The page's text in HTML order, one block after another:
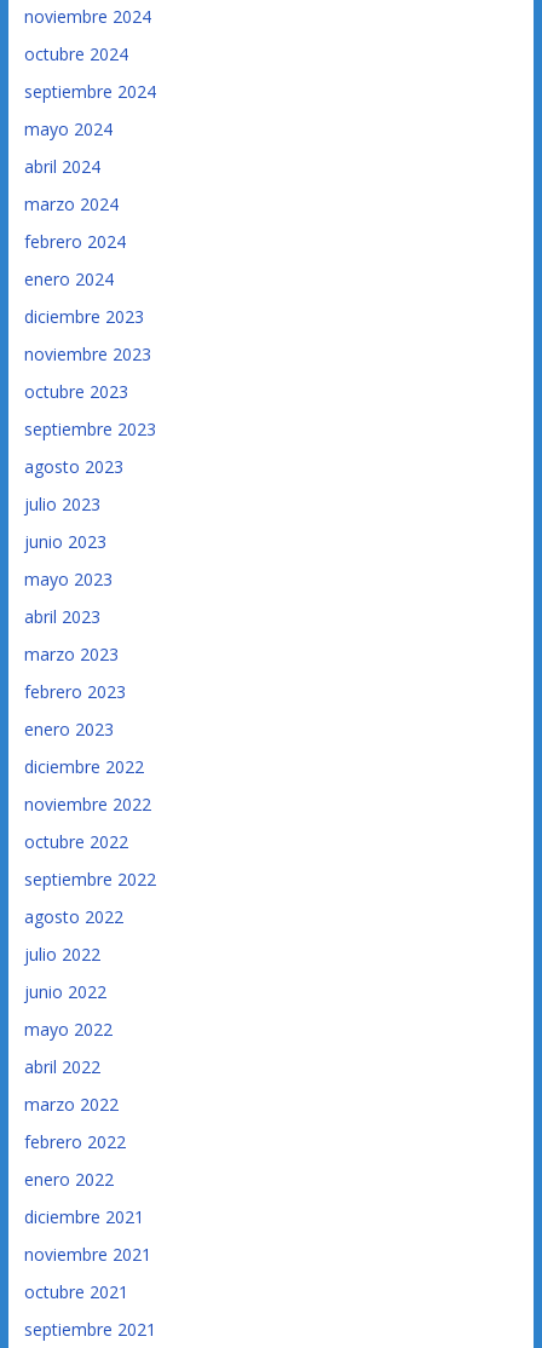
noviembre 2024
octubre 2024
septiembre 2024
mayo 2024
abril 2024
marzo 2024
febrero 2024
enero 2024
diciembre 2023
noviembre 2023
octubre 2023
septiembre 2023
agosto 2023
julio 2023
junio 2023
mayo 2023
abril 2023
marzo 2023
febrero 2023
enero 2023
diciembre 2022
noviembre 2022
octubre 2022
septiembre 2022
agosto 2022
julio 2022
junio 2022
mayo 2022
abril 2022
marzo 2022
febrero 2022
enero 2022
diciembre 2021
noviembre 2021
octubre 2021
septiembre 2021